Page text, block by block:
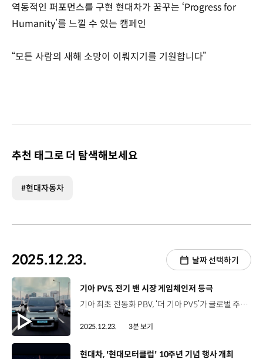
역동적인 퍼포먼스를 구현 현대차가 꿈꾸는 ‘Progress for
Humanity’를 느낄 수 있는 캠페인
“모든 사람의 새해 소망이 이뤄지기를 기원합니다”
추천 태그로 더 탐색해보세요
#현대자동차
2025.12.23. 날짜 선택하기
[동영상]
기아 PV5, 전기 밴 시장 게임체인저 등극
기아 최초 전동화 PBV, ‘더 기아 PV5’가 글로벌 주요 어워즈에서 연이어 수상하며 전기 밴 시장의 게임체인저로 등극했습니다. PV5는 유럽의 유력 매체 일렉트리파잉닷컴, 뉴스 UK, 파커스 등이 각각 주관한 어워즈에서 모두 ‘올해의 밴’에 선정되는 쾌거를 안았는데요. "매체들은 “전기 밴 시장에 새로운 장을 여는 모델”, “유럽 경상용차 시장의 혁신을 선도할 모델”이라 호평하며," 넉넉한 1회 충전 주행거리를 비롯해 전동화 상품성과 운전 및 적재 편의성, 경제성 등을 높게 평가했습니다. PV5는 지난달 심사위원 전원 일치로 ‘세계 올해의 밴’에 선정된 이후, 탑기어 ‘올해의 패밀리카’와 왓 밴 ‘올해의 밴’ 등 주요 어워즈를 잇달아 석권했습니다. 경상용차 본고장인 유럽에서 출시 첫해부터 폭넓은 호평을 받은 배경에는 고객 중심의 목적 기반 설계가 반영된 결과로 분석되는데요, 기아는 개발 초기부터 전 세계 100여 개 고객사 등 잠재 고객과 협업해 1,000여 개의 사용 시나리오를 검증하고, 이를 통해 E-GMP.S, 플렉시블 바디 시스템, AAOS 등 차별화된 기술을 개발해 PV5에 적용했습니다. 기아는 앞으로, PV5의 다양한 파생 모델을 순차적으로 선보이고 고객의 목소리를 지속적으로 수렴해 모빌리티 혁신을 선도해 나갈 계획입니다.
2025.12.23. 3분 보기
[동영상]
현대차, '현대모터클럽' 10주년 기념 행사 개최